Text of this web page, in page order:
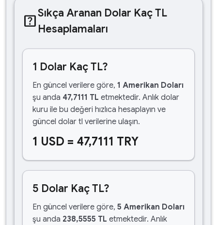
help_centerSıkça Aranan Dolar Kaç TL
Hesaplamaları
1 Dolar Kaç TL?
En güncel verilere göre, 1 Amerikan Doları
şu anda 47,7111 TL etmektedir. Anlık dolar
kuru ile bu değeri hızlıca hesaplayın ve
güncel dolar tl verilerine ulaşın.
1 USD = 47,7111 TRY
5 Dolar Kaç TL?
En güncel verilere göre, 5 Amerikan Doları
şu anda 238,5555 TL etmektedir. Anlık